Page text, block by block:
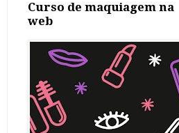
Curso de maquiagem na
web